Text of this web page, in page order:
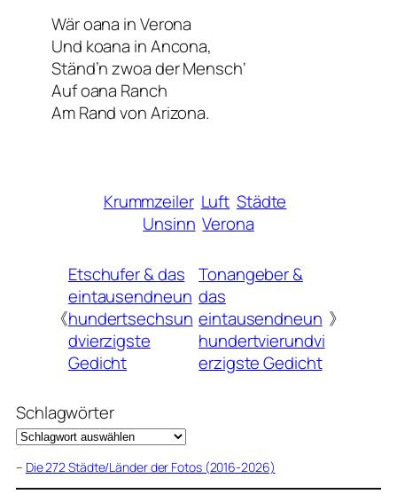
Wär oana in Verona
Und koana in Ancona,
Ständ’n zwoa der Mensch‘
Auf oana Ranch
Am Rand von Arizona.
Krummzeiler Luft Städte
Unsinn Verona
《
Etschufer & das
eintausendneun
hundertsechsun
dvierzigste
Gedicht
Tonangeber &
das
eintausendneun
hundertvierundvi
erzigste Gedicht
》
Schlagwörter
– Die 272 Städte/Länder der Fotos (2016-2026)